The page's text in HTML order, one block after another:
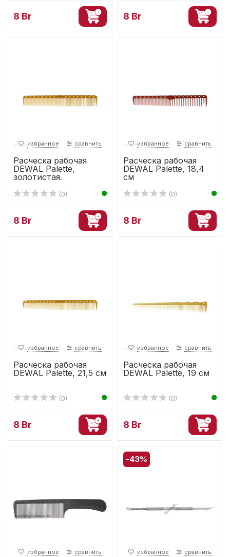
8 Br 8 Br
избранное сравнить
Расческа рабочая
DEWAL Palette,
золотистая.
(0)
8 Br
избранное сравнить
Расческа рабочая
DEWAL Palette, 18,4
см
(0)
8 Br
избранное сравнить
Расческа рабочая
DEWAL Palette, 21,5 см
(0)
8 Br
избранное сравнить
Расческа рабочая
DEWAL Palette, 19 см
(0)
8 Br
избранное сравнить
-43%
избранное сравнить